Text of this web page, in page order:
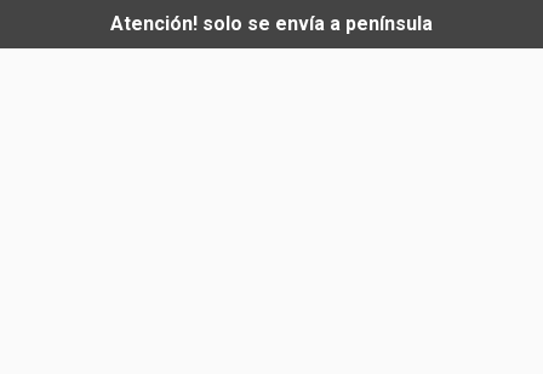
Atención! solo se envía a península